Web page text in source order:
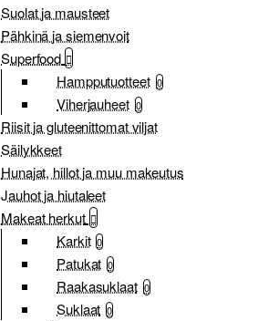
Suolat ja mausteet
Pähkinä ja siemenvoit
Superfood
Hampputuotteet 0
Viherjauheet 0
Riisit ja gluteenittomat viljat
Säilykkeet
Hunajat, hillot ja muu makeutus
Jauhot ja hiutaleet
Makeat herkut
Karkit 0
Patukat 0
Raakasuklaat 0
Suklaat 0